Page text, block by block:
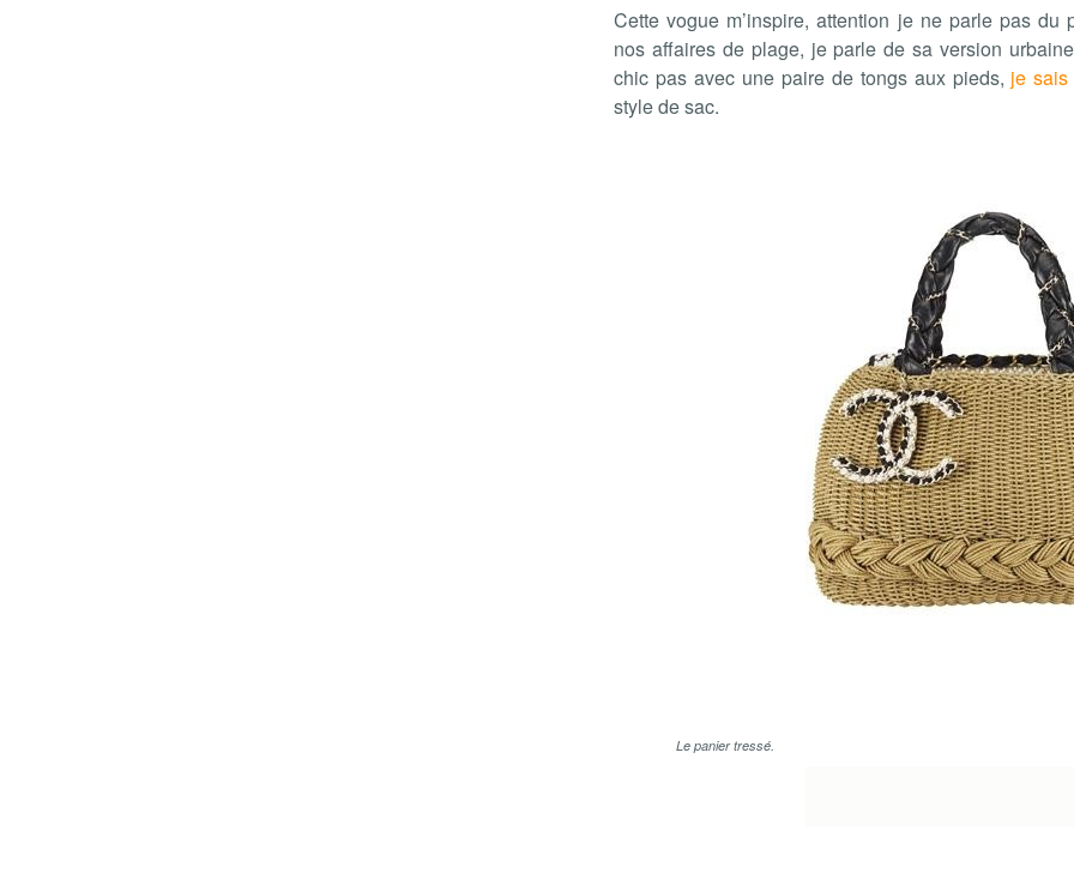
Cette vogue m’inspire, attention je ne parle pas
nos affaires de plage, je parle de sa version
chic pas avec une paire de tongs aux pieds, je
style de sac.
Le panier tressé.